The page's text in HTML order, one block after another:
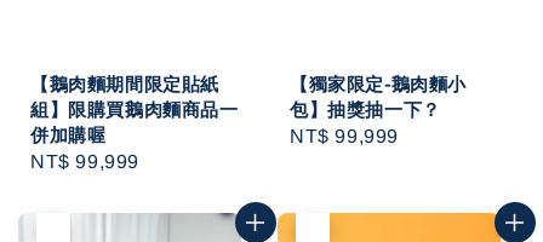
【鵝肉麵期間限定貼紙
組】限購買鵝肉麵商品一
併加購喔
Regular
NT$ 99,999
【獨家限定-鵝肉麵小
包】抽獎抽一下？
Regular
NT$ 99,999